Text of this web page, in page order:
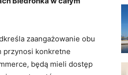
zaangażowanie obu
przynosi konkretne
będą mieli dostęp